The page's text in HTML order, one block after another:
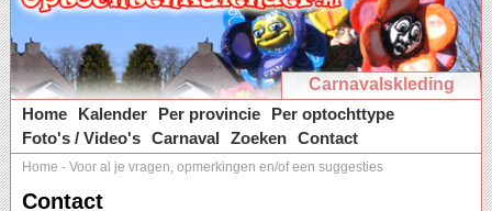
Carnavalskleding
Home
Kalender Per provincie
Per optochttype
Foto's / Video's Carnaval Zoeken Contact
Home - Voor al je vragen, opmerkingen en/of een suggesties
Contact